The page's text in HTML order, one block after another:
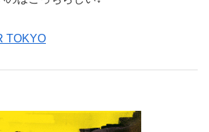
TOKYO